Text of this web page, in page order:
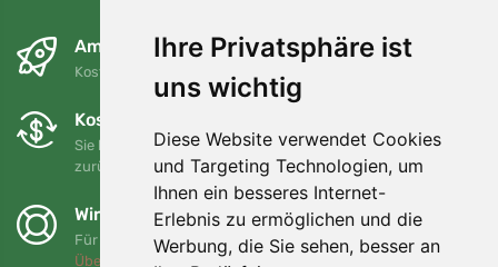
Ihre Privatsphäre ist
uns wichtig
Diese Website verwendet Cookies
und Targeting Technologien, um
Ihnen ein besseres Internet-
Erlebnis zu ermöglichen und die
Werbung, die Sie sehen, besser an
Am nächsten Tag und kostenlos
Kostenloser Versand für Bestellungen über 80 EUR
Kostenloser Umtausch und Rückgabe
Sie können Ihre Bestellung jederzeit innerhalb von 90 Tagen
zurückgeben oder umtauschen.
Wir unterstützen Trees.org
Für jede Bestellung pflanzen wir einen Baum! Mehr lesen
Über uns